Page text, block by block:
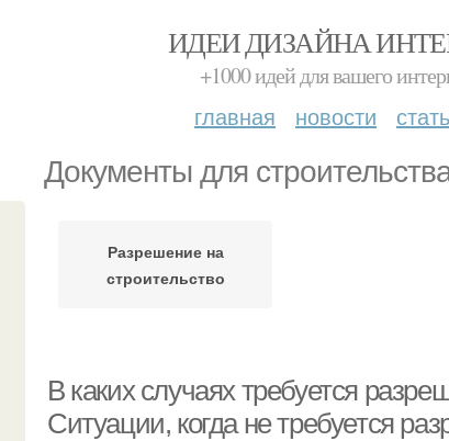
ИДЕИ ДИЗАЙНА
+1000 идей для вашего
главная новости
Документы для
Разрешение на
строительство
В каких случаях требуется
Ситуации, когда не требуется